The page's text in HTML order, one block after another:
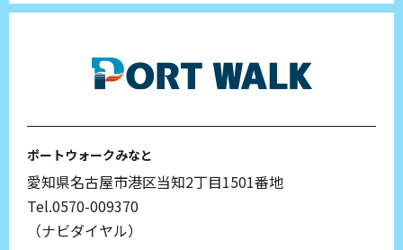
ポートウォークみなと
愛知県名古屋市港区当知2丁目1501番地
Tel.0570-009370
（ナビダイヤル）